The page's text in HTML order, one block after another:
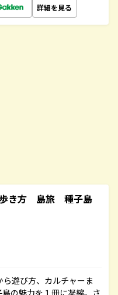
詳細を見る
き方 島旅 種子島
遊び方、カルチャーま
の魅力を１冊に凝縮。さ